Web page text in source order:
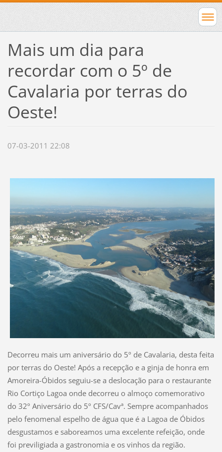
Mais um dia para
recordar com o 5º de
Cavalaria por terras do
Oeste!
07-03-2011 22:08
Decorreu mais um aniversário do 5º de Cavalaria, desta feita
por terras do Oeste! Após a recepção e a ginja de honra em
Amoreira-Óbidos seguiu-se a deslocação para o restaurante
Rio Cortiço Lagoa onde decorreu o almoço comemorativo
do 32º Aniversário do 5º CFS/Cavª. Sempre acompanhados
pelo fenomenal espelho de água que é a Lagoa de Óbidos
desgustamos e saboreamos uma excelente refeição, onde
foi previligiada a gastronomia e os vinhos da região.